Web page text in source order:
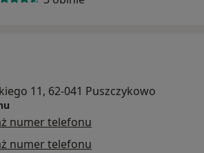
11, 62-041 Puszczykowo
numer telefonu
numer telefonu